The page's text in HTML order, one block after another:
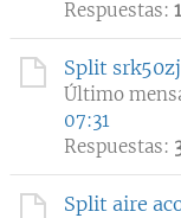
Respuestas: 1
Split
Último
07:31
Respuestas:
Split aire